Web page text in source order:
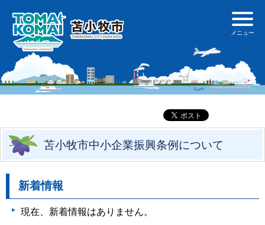
苫小牧市中小企業振興条例について
新着情報
現在、新着情報はありません。